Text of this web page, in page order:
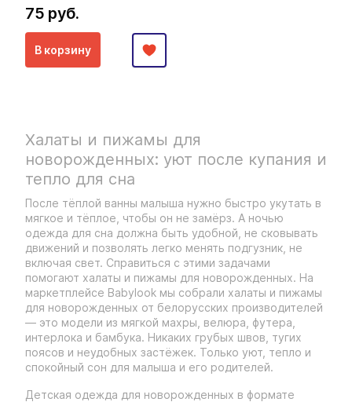
75 руб.
В корзину
Халаты и пижамы для
новорожденных: уют после купания и
тепло для сна
После тёплой ванны малыша нужно быстро укутать в
мягкое и тёплое, чтобы он не замёрз. А ночью
одежда для сна должна быть удобной, не сковывать
движений и позволять легко менять подгузник, не
включая свет. Справиться с этими задачами
помогают халаты и пижамы для новорожденных. На
маркетплейсе Babylook мы собрали халаты и пижамы
для новорожденных от белорусских производителей
— это модели из мягкой махры, велюра, футера,
интерлока и бамбука. Никаких грубых швов, тугих
поясов и неудобных застёжек. Только уют, тепло и
спокойный сон для малыша и его родителей.
Детская одежда для новорожденных в формате